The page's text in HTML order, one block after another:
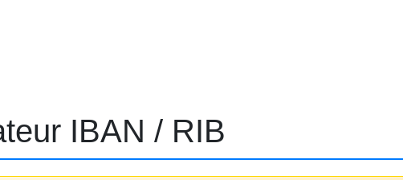
IBAN / RIB